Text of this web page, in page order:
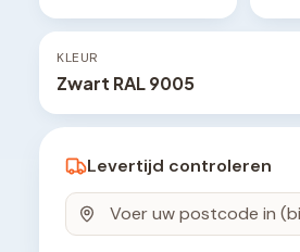
KLEUR
Zwart RAL 9005
Levertijd controleren